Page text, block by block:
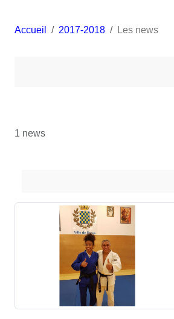
Accueil 2017-2018 Les news
1 news